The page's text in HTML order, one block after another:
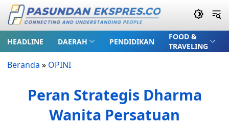
HEADLINE DAERAH PENDIDIKAN
FOOD &
TRAVELING
Beranda » OPINI
Peran Strategis Dharma
Wanita Persatuan